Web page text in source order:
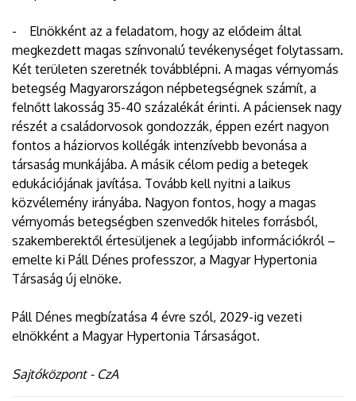
- Elnökként az a feladatom, hogy az elődeim által
megkezdett magas színvonalú tevékenységet folytassam.
Két területen szeretnék továbblépni. A magas vérnyomás
betegség Magyarországon népbetegségnek számít, a
felnőtt lakosság 35-40 százalékát érinti. A páciensek nagy
részét a családorvosok gondozzák, éppen ezért nagyon
fontos a háziorvos kollégák intenzívebb bevonása a
társaság munkájába. A másik célom pedig a betegek
edukációjának javítása. Tovább kell nyitni a laikus
közvélemény irányába. Nagyon fontos, hogy a magas
vérnyomás betegségben szenvedők hiteles forrásból,
szakemberektől értesüljenek a legújabb információkról –
emelte ki Páll Dénes professzor, a Magyar Hypertonia
Társaság új elnöke.
Páll Dénes megbízatása 4 évre szól, 2029-ig vezeti
elnökként a Magyar Hypertonia Társaságot.
Sajtóközpont - CzA